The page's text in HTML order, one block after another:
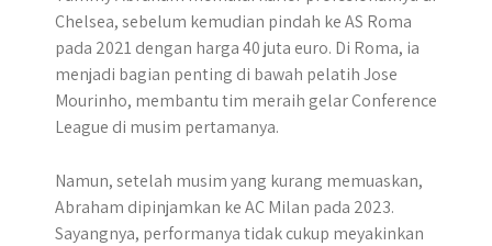
Chelsea, sebelum kemudian pindah ke AS Roma
pada 2021 dengan harga 40 juta euro. Di Roma, ia
menjadi bagian penting di bawah pelatih Jose
Mourinho, membantu tim meraih gelar Conference
League di musim pertamanya.
Namun, setelah musim yang kurang memuaskan,
Abraham dipinjamkan ke AC Milan pada 2023.
Sayangnya, performanya tidak cukup meyakinkan